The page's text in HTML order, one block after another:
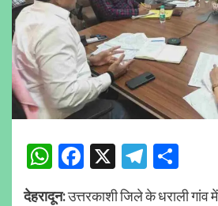
WhatsApp
Facebook
X
देहरादून:उत्तरकाशी जिले के धराली